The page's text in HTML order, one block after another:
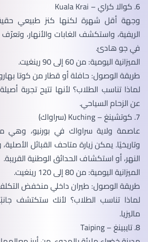
6. كوالا كراي – Kuala Krai
وجهة أقل شهرة لكنها كنز طبيعي
الريفية، واستكشف الغابات والأنهار،
في جو هادئ.
الميزانية اليومية: من 60 إلى 90 رينغيت.
طريقة الوصول: حافلة أو قطار من كوتا بهارو
لماذا تناسب الطلاب؟ لأنها تتيح تجربة
عن الزحام السياحي.
7. كوتشينغ – Kuching (سراواك)
عاصمة ولاية سراواك في بورنيو، وهي
وتاريخيًا. يمكن زيارة متاحف القبائل
النهر، أو استكشاف الحدائق الوطنية القريبة.
الميزانية اليومية: من 80 إلى 120 رينغيت.
طريقة الوصول: طيران داخلي منخفض
لماذا تناسب الطلاب؟ لأنك ستكتشف
ماليزيا.
8. تايبينغ – Taiping